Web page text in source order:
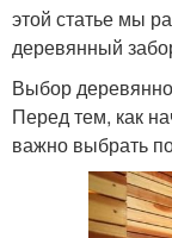
этой статье мы
деревянный
Выбор
Перед тем, как
важно выбрать